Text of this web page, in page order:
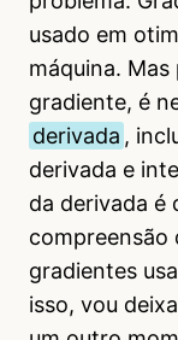
usado em
máquina.
gradiente, é
derivada ,
derivada e
da derivada é
compreensão
gradientes
isso, vou